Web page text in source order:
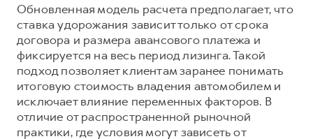
от 3 449 000 ₽
Система управления автопарком
Сервис для корпоративных клиентов
HAVAL Лизинг
АКСЕССУАРЫ HAVAL
Автомобильные аксессуары
Подписки
АКСЕССУАРЫ HAVAL
Автомобильные аксессуары
Коллекция CITY
Коллекция Базовая
Обновленная модель расчета предполагает, что
ставка удорожания зависит только от срока
договора и размера авансового платежа и
фиксируется на весь период лизинга. Такой
подход позволяет клиентам заранее понимать
итоговую стоимость владения автомобилем и
исключает влияние переменных факторов. В
отличие от распространенной рыночной
практики, где условия могут зависеть от